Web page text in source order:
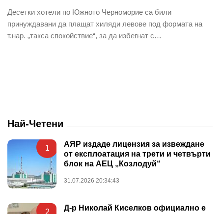
Десетки хотели по Южното Черноморие са били
принуждавани да плащат хиляди левове под формата на
т.нар. „такса спокойствие“, за да избегнат с…
Най-Четени
1
АЯР издаде лицензия за извеждане
от експлоатация на трети и четвърти
блок на АЕЦ „Козлодуй“
31.07.2026 20:34:43
2
Д-р Николай Киселков официално е